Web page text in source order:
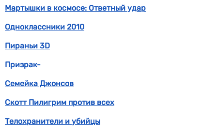
Мартышки в космосе: Ответный удар
Одноклассники 2010
Пираньи 3D
Призрак-
Семейка Джонсов
Скотт Пилигрим против всех
Телохранители и убийцы